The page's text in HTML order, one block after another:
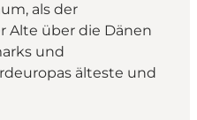
als der
Alte über die Dänen
und
älteste und